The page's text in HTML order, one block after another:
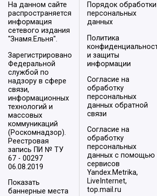
На данном сайте
распространяется
информация
сетевого издания
"Знамя.Ельня".
Зарегистрировано
Федеральной
службой по
надзору в сфере
связи,
информационных
технологий и
массовых
коммуникаций
(Роскомнадзор).
Реестровая
запись ПИ № ТУ
67 - 00297
06.08.2019
Показать
баннерные места
Порядок обработки
персональных
данных
Политика
и защиты
информации
Согласие на
обработку
персональных
данных обратной
связи
Согласие на
обработку
персональных
данных с помощью
сервисов
Yandex.Metrika,
LiveInternet,
top.mail.ru